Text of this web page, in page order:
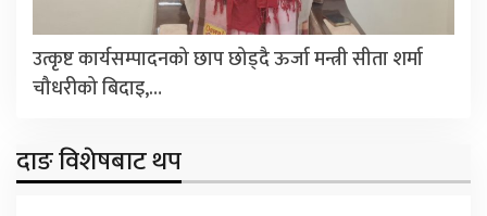
उत्कृष्ट कार्यसम्पादनको छाप छोड्दै ऊर्जा मन्त्री सीता शर्मा
चौधरीको बिदाइ,…
दाङ विशेषबाट थप